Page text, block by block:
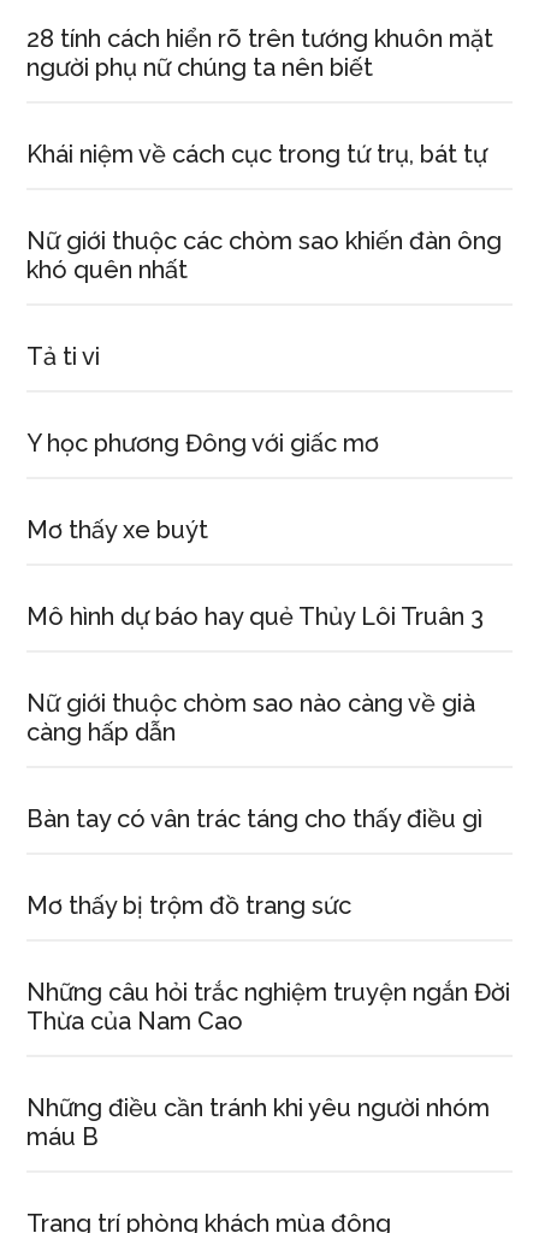
28 tính cách hiển rõ trên tướng khuôn mặt
người phụ nữ chúng ta nên biết
Khái niệm về cách cục trong tứ trụ, bát tự
Nữ giới thuộc các chòm sao khiến đàn ông
khó quên nhất
Tả ti vi
Y học phương Đông với giấc mơ
Mơ thấy xe buýt
Mô hình dự báo hay quẻ Thủy Lôi Truân 3
Nữ giới thuộc chòm sao nào càng về già
càng hấp dẫn
Bàn tay có vân trác táng cho thấy điều gì
Mơ thấy bị trộm đồ trang sức
Những câu hỏi trắc nghiệm truyện ngắn Đời
Thừa của Nam Cao
Những điều cần tránh khi yêu người nhóm
máu B
Trang trí phòng khách mùa đông